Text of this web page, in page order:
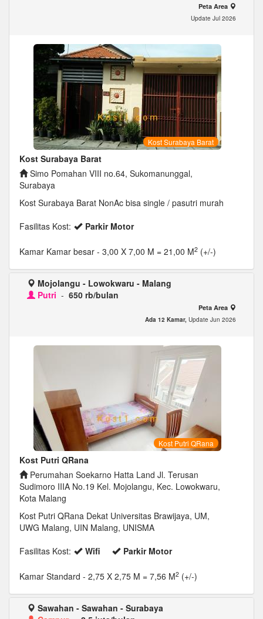
Peta Area
Update Jul 2026
Kost Surabaya Barat
Kost Surabaya Barat
Simo Pomahan VIII no.64, Sukomanunggal,
Surabaya
Kost Surabaya Barat NonAc bisa single / pasutri murah
Fasilitas Kost:
Parkir Motor
Kamar Kamar besar - 3,00 X 7,00 M = 21,00 M2 (+/-)
Mojolangu - Lowokwaru - Malang
Putri - 650 rb/bulan
Peta Area
Ada 12 Kamar, Update Jun 2026
Kost Putri QRana
Kost Putri QRana
Perumahan Soekarno Hatta Land Jl. Terusan
Sudimoro IIIA No.19 Kel. Mojolangu, Kec. Lowokwaru,
Kota Malang
Kost Putri QRana Dekat Universitas Brawijaya, UM,
UWG Malang, UIN Malang, UNISMA
Fasilitas Kost:
Wifi Parkir Motor
Kamar Standard - 2,75 X 2,75 M = 7,56 M2 (+/-)
Sawahan - Sawahan - Surabaya